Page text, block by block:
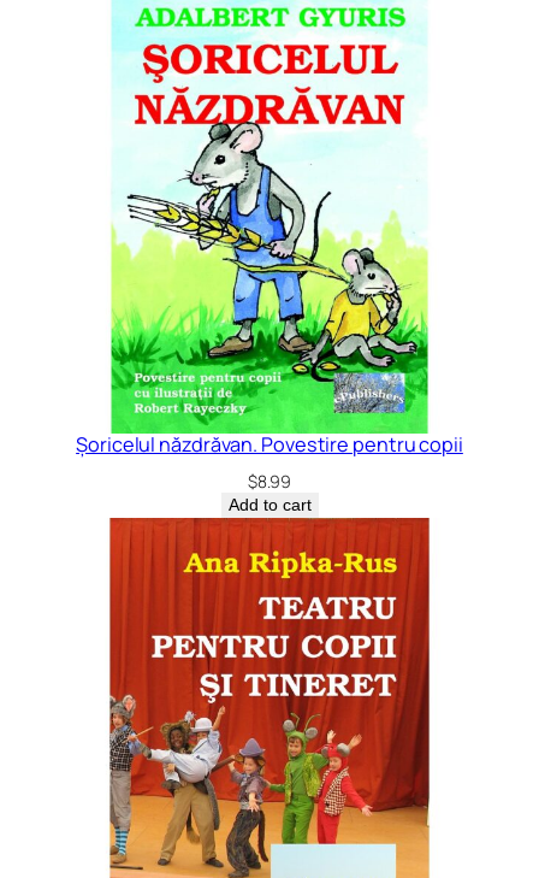
Șoricelul năzdrăvan. Povestire pentru copii
$8.99
Add to cart